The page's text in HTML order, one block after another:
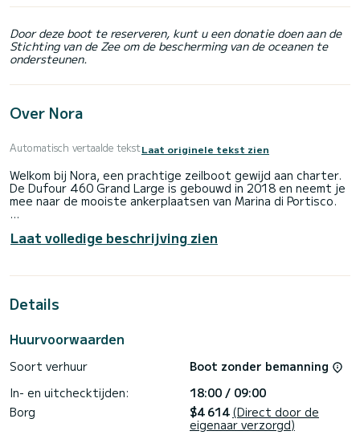
Door deze boot te reserveren, kunt u een donatie doen aan de
Stichting van de Zee om de bescherming van de oceanen te
ondersteunen.
Over Nora
Automatisch vertaalde tekstLaat originele tekst zien
Welkom bij Nora, een prachtige zeilboot gewijd aan charter.
De Dufour 460 Grand Large is gebouwd in 2018 en neemt je
mee naar de mooiste ankerplaatsen van Marina di Portisco.
bootcapaciteit van 10 personen. Met een totale lengte van
14 meter is het uw beste bondgenoot voor een
Marina di Portisco
Voor uw comfort heeft Nora er 3 met douche
rolgenua. Het beschikt over de volgende apparatuur:
kunt u een bericht sturen via het Samboat-platform. Een
SamBoat-consulent beantwoordt uw vraag en biedt u onze
Laat volledige beschrijving zien
Details
Huurvoorwaarden
Soort verhuur
Boot zonder bemanning
In- en uitchecktijden:
18:00 / 09:00
Borg
$4 614 (Direct door de
eigenaar verzorgd)